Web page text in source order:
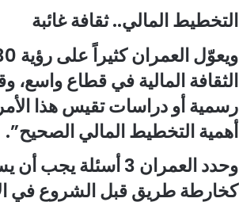
التخطيط المالي.. ثقافة غائبة
الثقافة المالية في قطاع
أهمية التخطيط المالي الصحيح”.
وحدد العمران 3
كخارطة طريق قبل الشروع في